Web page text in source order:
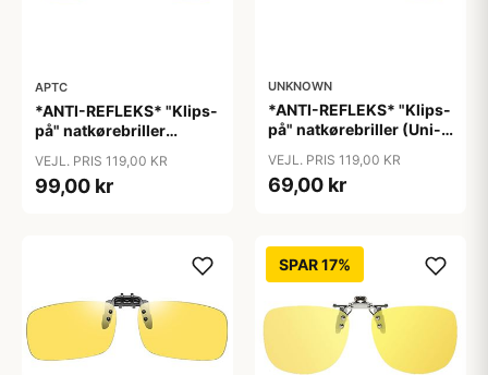
APTC
*ANTI-REFLEKS* "Klips-
på" natkørebriller
VEJL. PRIS 119,00 KR
99,00 kr
UNKNOWN
*ANTI-REFLEKS* "Klips-
på" natkørebriller (Uni-
VEJL. PRIS 119,00 KR
69,00 kr
SPAR 17%